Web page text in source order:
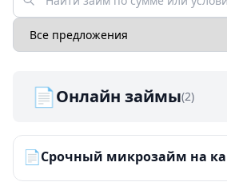
📄Онлайн займы(2)
📄